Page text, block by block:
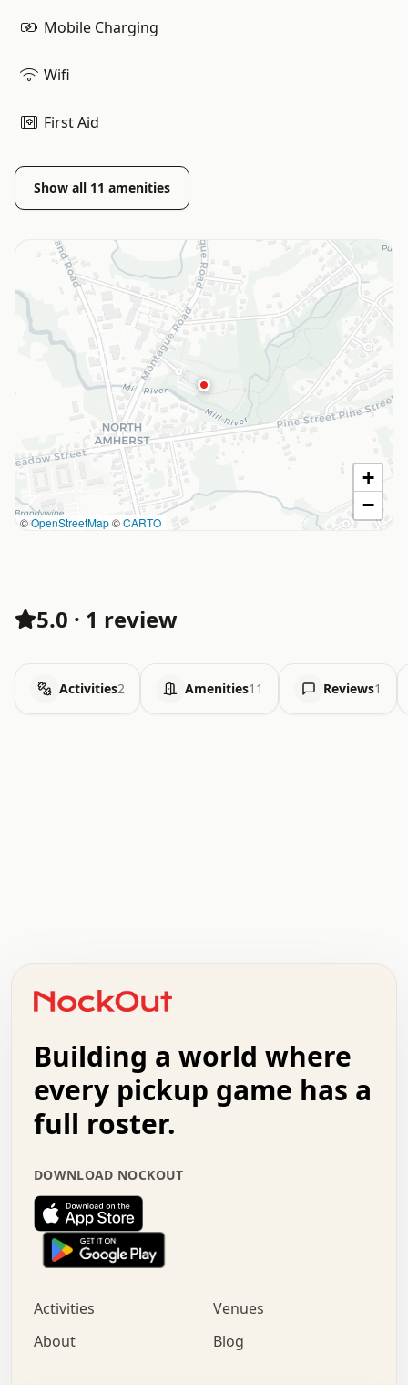
Mobile Charging
Wifi
First Aid
Show all 11 amenities
©OpenStreetMap©CARTO
+
−
5.0 · 1 review
Activities2 Amenities11 Reviews1
+   .   .   .   .   .   .   .   .   .   +   .   .
.   .   .   .   .   .   .   .   .   .   .   :   .
.   .   .   .   +   .   .   .   .   .   .   .   +
.   :   .   .   .   .   .   .   .   .   o   .   .
.   .   x   .   .   .   .   .   .   :   .   .   o
.   .   .   .   :   .   .   .   .   o   .   .   .
.   .   .   .   .   .   .   :   .   .   .   .   .
.   .   .   .   .   .   .   +   .   .   x   .   .
.   .   .   .   .   :   +   .   .   .   .   .   o
.   .   .   .   .   .   .   .   .   .   .   .   .
.   .   :   o   .   .   .   .   .   .   .   +   .
.   o   .   .   .   .   x   .   .   .   .   .   .
+   .   o   .   .   .   .   o   .   .   .   .
.   +   .   .   .   .   .   .   .   .   :   .   x
Building a world where
every pickup game has a
full roster.
DOWNLOAD NOCKOUT
Activities
Venues
About
Blog